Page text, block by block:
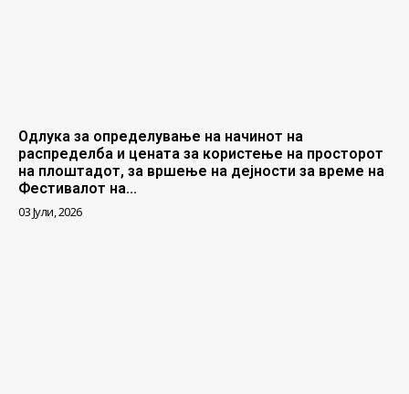
Одлука за определување на начинот на
распределба и цената за користење на просторот
на плоштадот, за вршење на дејности за време на
Фестивалот на...
03 Јули, 2026